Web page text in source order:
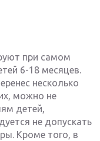
при самом
6-18 месяцев.
несколько
можно не
детей,
не допускать
Кроме того, в